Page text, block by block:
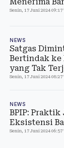
Senin, 17 Juni 2024 09:17
NEWS
Satgas
Bertindak ke
yang Tak
Senin, 17 Juni 2024 08:27
NEWS
BPIP:
Eksistensi
Senin, 17 Juni 2024 06:57